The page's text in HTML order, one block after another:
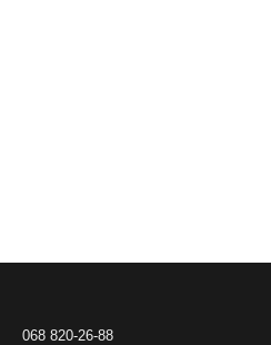
068 820-26-88